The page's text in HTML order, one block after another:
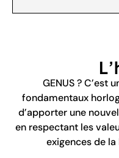
GENUS ? C’est
fondamentaux
d’apporter une
en respectant les
exigences de